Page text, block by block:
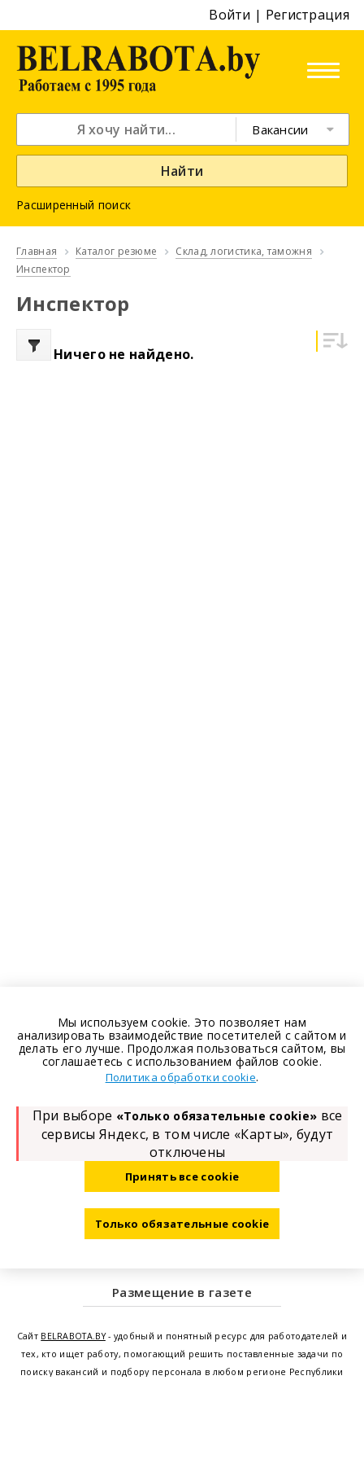
Войти | Регистрация
Вакансии
Найти
Расширенный поиск
Главная Каталог резюме
Склад, логистика, таможня
Инспектор
Инспектор
Ничего не найдено.
Размещение в газете
Сайт BELRABOTA.BY- удобный и понятный ресурс для работодателей и
тех, кто ищет работу, помогающий решить поставленные задачи по
поиску вакансий и подбору персонала в любом регионе Республики
Мы используем cookie. Это позволяет нам
анализировать взаимодействие посетителей с сайтом и
делать его лучше. Продолжая пользоваться сайтом, вы
соглашаетесь с использованием файлов cookie.
Политика обработки cookie.
При выборе «Только обязательные cookie» все
сервисы Яндекс, в том числе «Карты», будут
отключены
Принять все cookie
Только обязательные cookie